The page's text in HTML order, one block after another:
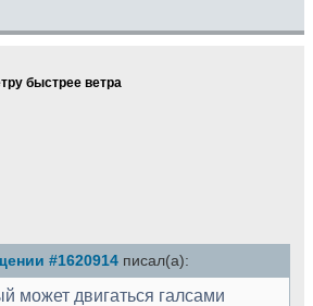
быстрее ветра
#1620914 писал(а):
может двигаться галсами